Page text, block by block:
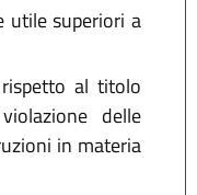
utile superiori a
al titolo
delle
in materia